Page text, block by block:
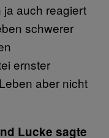
auch reagiert
schwerer
ernster
aber nicht
Lucke sagte